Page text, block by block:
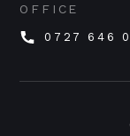
OFFICE
0727 646